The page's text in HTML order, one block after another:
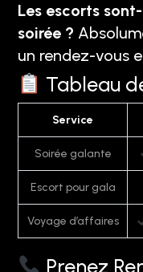
Les escorts
soirée ?
un rendez-vous
Tableau
Service
Soirée galante
Escort pour gala
Voyage d’affaires
Prenez